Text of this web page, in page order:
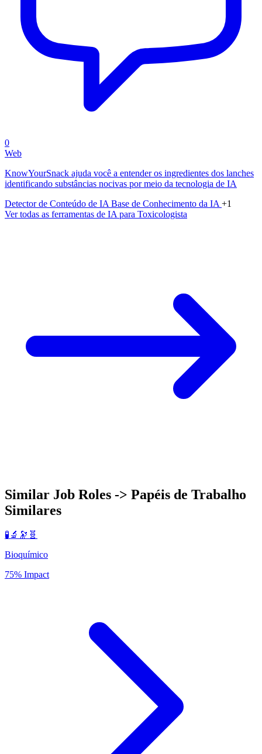
0
Web
KnowYourSnack ajuda você a entender os ingredientes dos lanches
identificando substâncias nocivas por meio da tecnologia de IA
Detector de Conteúdo de IA Base de Conhecimento da IA +1
Ver todas as ferramentas de IA para Toxicologista
Similar Job Roles -> Papéis de Trabalho
Similares
🧪🔬🔭🧬
Bioquímico
75% Impact